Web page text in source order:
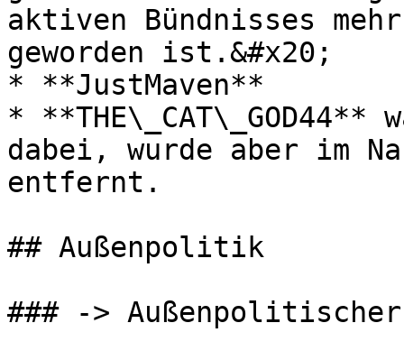
aktiven Bündnisses
geworden ist.&#x20;
* **JustMaven**
*
dabei, wurde aber im
entfernt.
## Außenpolitik
### -> Außenpolitischer